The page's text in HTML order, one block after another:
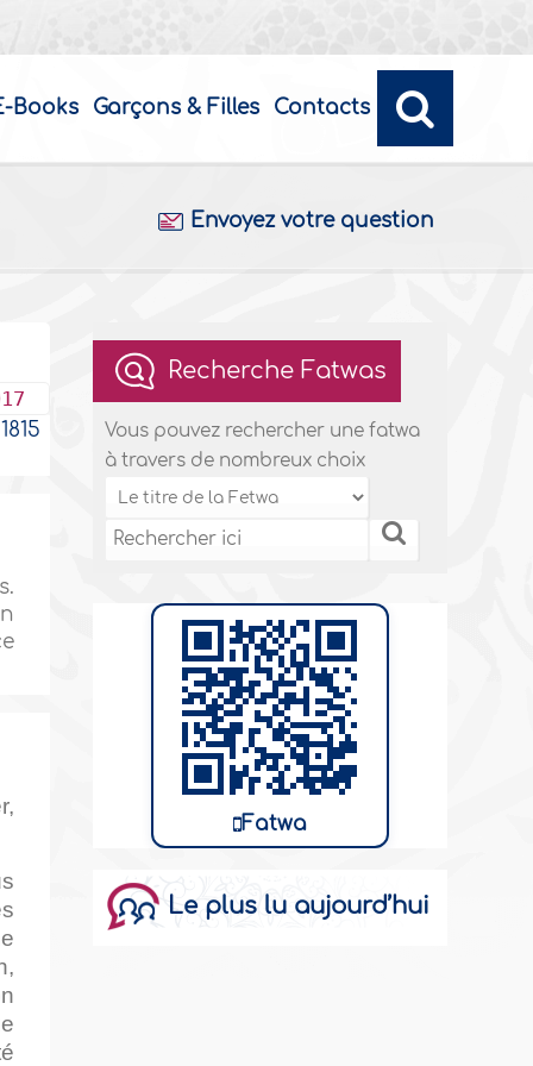
Books Garçons & Filles Contacts
Envoyez votre question
Recherche Fatwas
Vous pouvez rechercher une fatwa
à travers de nombreux choix
Fatwa
Le plus lu aujourd’hui